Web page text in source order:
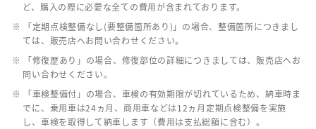
ど、購入の際に必要な全ての費用が含まれております。
※ 「定期点検整備なし(要整備箇所あり)」の場合、整備箇所につきまし
ては、販売店へお問い合わせください。
※ 「修復歴あり」の場合、修復部位の詳細につきましては、販売店へお
問い合わせください。
※ 「車検整備付」の場合、車検の有効期限が切れているため、納車時ま
でに、乗用車は24ヵ月、商用車などは12ヵ月定期点検整備を実施
し、車検を取得して納車します（費用は支払総額に含む）。